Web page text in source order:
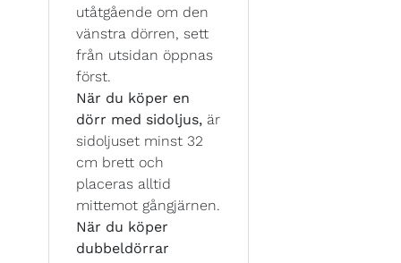
utåtgående om den
vänstra dörren, sett
från utsidan öppnas
först.
När du köper en
dörr med sidoljus, är
sidoljuset minst 32
cm brett och
placeras alltid
mittemot gångjärnen.
När du köper
dubbeldörrar